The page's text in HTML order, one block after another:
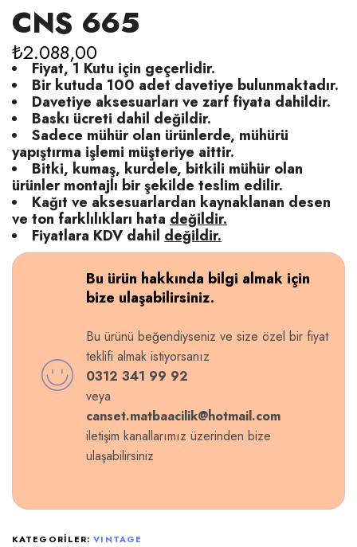
CNS 665
₺2.088,00
Fiyat, 1 Kutu için geçerlidir.
Bir kutuda 100 adet davetiye bulunmaktadır.
Davetiye aksesuarları ve zarf fiyata dahildir.
Baskı ücreti dahil değildir.
Sadece mühür olan ürünlerde, mühürü
yapıştırma işlemi müşteriye aittir.
Bitki, kumaş, kurdele, bitkili mühür olan
ürünler montajlı bir şekilde teslim edilir.
Kağıt ve aksesuarlardan kaynaklanan desen
ve ton farklılıkları hata değildir.
Fiyatlara KDV dahil değildir.
Bu ürün hakkında bilgi almak için
bize ulaşabilirsiniz.
Bu ürünü beğendiyseniz ve size özel bir fiyat
teklifi almak istiyorsanız
0312 341 99 92
veya
canset.matbaacilik@hotmail.com
iletişim kanallarımız üzerinden bize
ulaşabilirsiniz
KATEGORILER:VINTAGE